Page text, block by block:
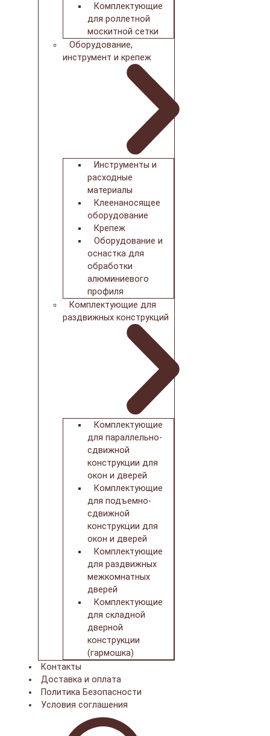
Комплектующие
для роллетной
москитной сетки
Оборудование,
инструмент и крепеж
Инструменты и
расходные
материалы
Клеенаносящее
оборудование
Крепеж
Оборудование и
оснастка для
обработки
алюминиевого
профиля
Комплектующие для
раздвижных конструкций
Комплектующие
для параллельно-
сдвижной
конструкции для
окон и дверей
Комплектующие
для подъемно-
сдвижной
конструкции для
окон и дверей
Комплектующие
для раздвижных
межкомнатных
дверей
Комплектующие
для складной
дверной
конструкции
(гармошка)
Контакты
Доставка и оплата
Политика Безопасности
Условия соглашения